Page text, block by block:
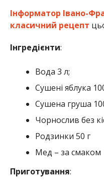
Інформатор Івано-
класичний рецепт
Інгредієнти:
Вода 3 л;
Сушені яблука
Сушена груша
Чорнослив без
Родзинки 50 г
Мед – за смаком
Приготування: